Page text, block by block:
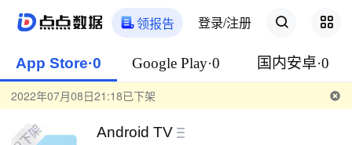
领报告 登录/注册
App Store·0 Google Play·0 国内安卓·0
2022年07月08日21:18已下架
Android TV